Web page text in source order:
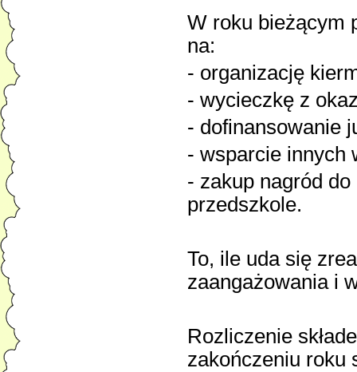
W roku bieżącym
na:
- organizację
- wycieczkę z
- dofinansowanie
- wsparcie innych
- zakup nagród
przedszkole.
To, ile uda się
zaangażowania i
Rozliczenie
zakończeniu roku